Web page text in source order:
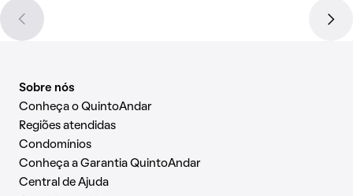
Sobre nós
Conheça o QuintoAndar
Regiões atendidas
Condomínios
Conheça a Garantia QuintoAndar
Central de Ajuda